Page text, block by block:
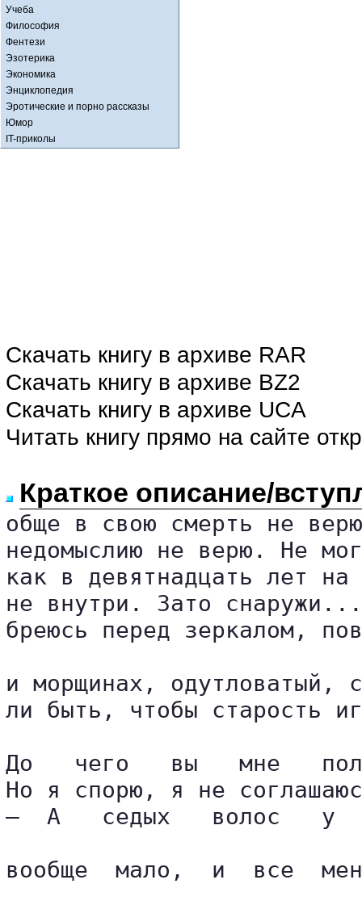
Учеба
Философия
Фентези
Эзотерика
Экономика
Энциклопедия
Эротические и порно рассказы
Юмор
IT-приколы
Скачать книгу в архиве RAR
Скачать книгу в архиве BZ2
Скачать книгу в архиве UCA
Читать книгу прямо на сайте
Краткое описание/
обще в свою смерть не
недомыслию не верю. Не
как в девятнадцать лет
не внутри. Зато
бреюсь перед зеркалом,
и морщинах, одутловатый,
ли быть, чтобы старость
До   чего   вы   мне
Но я спорю, я не
—  А   седых   волос   у
вообще  мало,  и  все